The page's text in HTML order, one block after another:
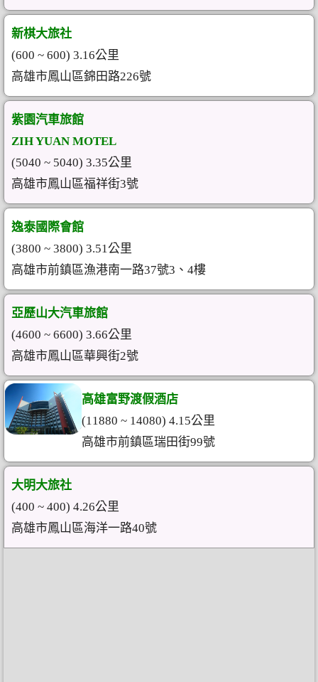
新棋大旅社
(600 ~ 600) 3.16公里
高雄市鳳山區錦田路226號
紫園汽車旅館
ZIH YUAN MOTEL
(5040 ~ 5040) 3.35公里
高雄市鳳山區福祥街3號
逸泰國際會館
(3800 ~ 3800) 3.51公里
高雄市前鎮區漁港南一路37號3、4樓
亞歷山大汽車旅館
(4600 ~ 6600) 3.66公里
高雄市鳳山區華興街2號
高雄富野渡假酒店
(11880 ~ 14080) 4.15公里
高雄市前鎮區瑞田街99號
大明大旅社
(400 ~ 400) 4.26公里
高雄市鳳山區海洋一路40號